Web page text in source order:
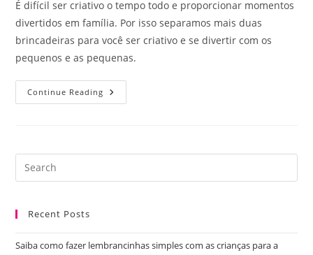
É difícil ser criativo o tempo todo e proporcionar momentos
divertidos em família. Por isso separamos mais duas
brincadeiras para você ser criativo e se divertir com os
pequenos e as pequenas.
Continue Reading Aprenda
Ciências
Recent Posts
Saiba como fazer lembrancinhas simples com as crianças para a